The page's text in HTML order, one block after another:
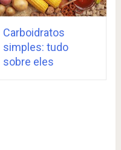
Carboidratos
simples: tudo
sobre eles